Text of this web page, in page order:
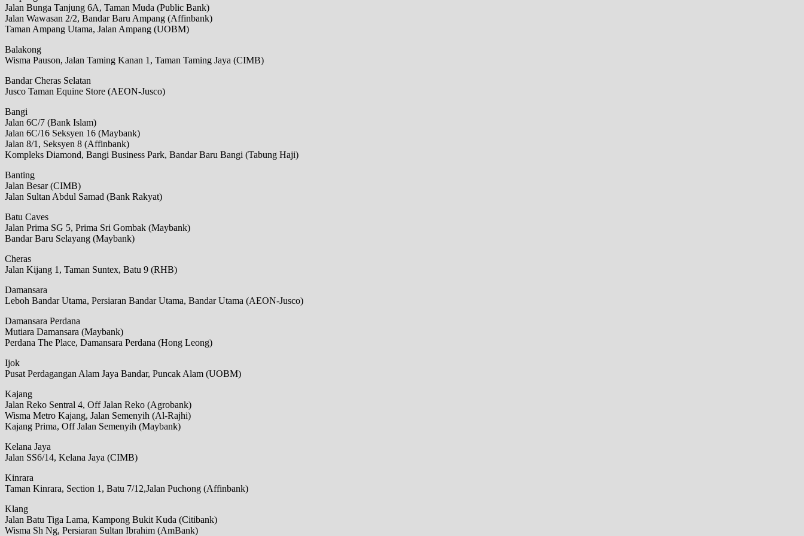
Jalan Bunga Tanjung 6A, Taman Muda (Public Bank)
Jalan Wawasan 2/2, Bandar Baru Ampang (Affinbank)
Taman Ampang Utama, Jalan Ampang (UOBM)
Balakong
Wisma Pauson, Jalan Taming Kanan 1, Taman Taming Jaya (CIMB)
Bandar Cheras Selatan
Jusco Taman Equine Store (AEON-Jusco)
Bangi
Jalan 6C/7 (Bank Islam)
Jalan 6C/16 Seksyen 16 (Maybank)
Jalan 8/1, Seksyen 8 (Affinbank)
Kompleks Diamond, Bangi Business Park, Bandar Baru Bangi (Tabung Haji)
Banting
Jalan Besar (CIMB)
Jalan Sultan Abdul Samad (Bank Rakyat)
Batu Caves
Jalan Prima SG 5, Prima Sri Gombak (Maybank)
Bandar Baru Selayang (Maybank)
Cheras
Jalan Kijang 1, Taman Suntex, Batu 9 (RHB)
Damansara
Leboh Bandar Utama, Persiaran Bandar Utama, Bandar Utama (AEON-Jusco)
Damansara Perdana
Mutiara Damansara (Maybank)
Perdana The Place, Damansara Perdana (Hong Leong)
Ijok
Pusat Perdagangan Alam Jaya Bandar, Puncak Alam (UOBM)
Kajang
Jalan Reko Sentral 4, Off Jalan Reko (Agrobank)
Wisma Metro Kajang, Jalan Semenyih (Al-Rajhi)
Kajang Prima, Off Jalan Semenyih (Maybank)
Kelana Jaya
Jalan SS6/14, Kelana Jaya (CIMB)
Kinrara
Taman Kinrara, Section 1, Batu 7/12,Jalan Puchong (Affinbank)
Klang
Jalan Batu Tiga Lama, Kampong Bukit Kuda (Citibank)
Wisma Sh Ng, Persiaran Sultan Ibrahim (AmBank)